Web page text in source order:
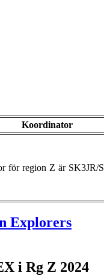
Koordinator
för region Z är SK3JR/
Explorers
i Rg Z 2024